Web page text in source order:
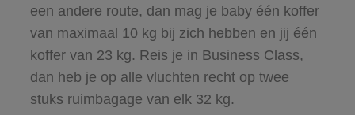
een andere route, dan mag je baby één koffer
van maximaal 10 kg bij zich hebben en jij één
koffer van 23 kg. Reis je in Business Class,
dan heb je op alle vluchten recht op twee
stuks ruimbagage van elk 32 kg.